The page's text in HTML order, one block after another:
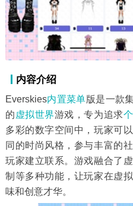
内容介绍
Everskies内置菜单版是一款
的虚拟世界游戏，专为追求
多彩的数字空间中，玩家可
同的时尚风格，参与丰富的
玩家建立联系。游戏融合了
制等多种功能，让玩家在虚
味和创意才华。